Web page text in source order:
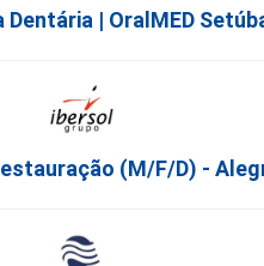
| OralMED
(m/f/d) -